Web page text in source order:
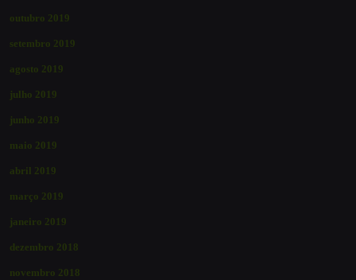
outubro 2019
setembro 2019
agosto 2019
julho 2019
junho 2019
maio 2019
abril 2019
março 2019
janeiro 2019
dezembro 2018
novembro 2018